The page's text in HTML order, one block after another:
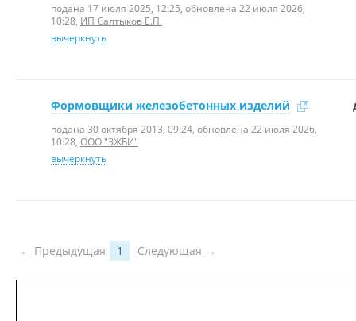
подана 17 июля 2025, 12:25, обновлена 22 июля 2026,
10:28 ИП Салтыков Е.П.
вычеркнуть
Формовщики железобетонных изделий
подана 30 октября 2013, 09:24, обновлена 22 июля 2026,
10:28, ООО "ЗЖБИ"
вычеркнуть
← Предыдущая 1 Следующая →